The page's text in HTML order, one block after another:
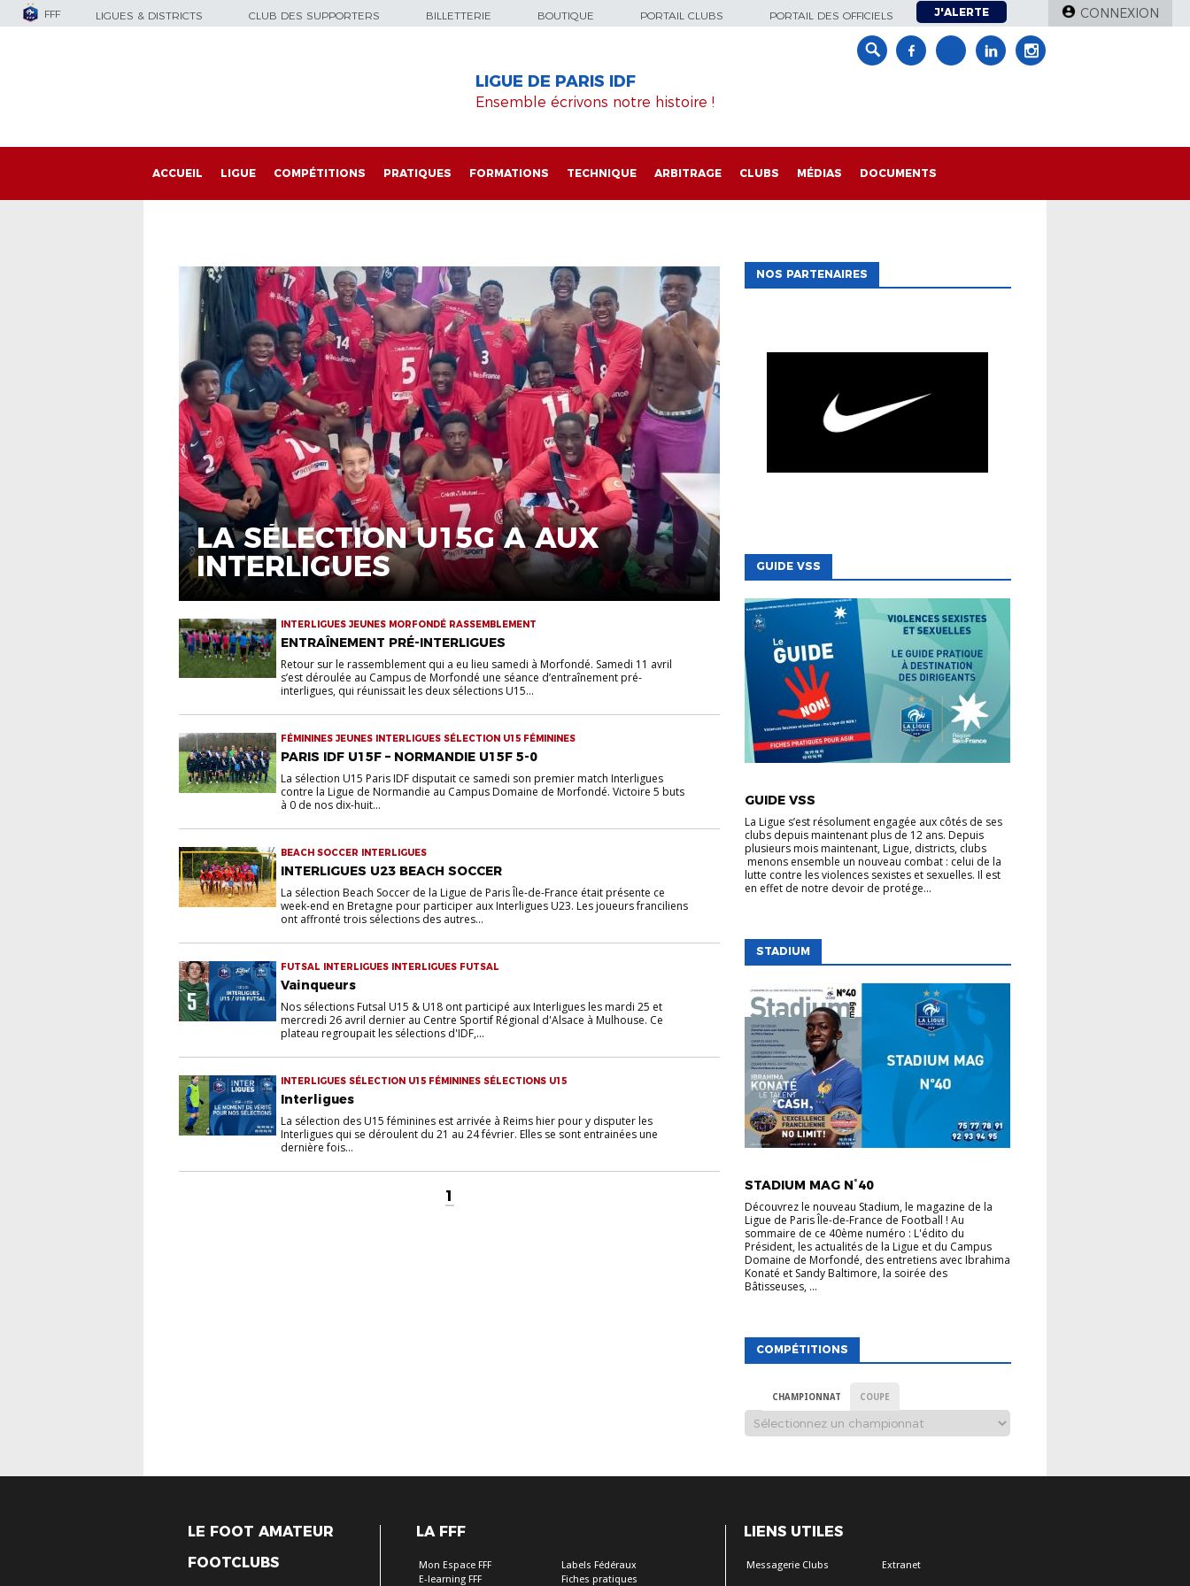
FFF LIGUES & DISTRICTS CLUB DES SUPPORTERS BILLETTERIE BOUTIQUE PORTAIL CLUBS PORTAIL DES OFFICIELS J'ALERTE CONNEXION
LIGUE DE PARIS IDF
Ensemble écrivons notre histoire !
ACCUEIL LIGUE COMPÉTITIONS PRATIQUES FORMATIONS TECHNIQUE ARBITRAGE CLUBS MÉDIAS DOCUMENTS
LA SÉLECTION U15G A AUX
INTERLIGUES
INTERLIGUES JEUNES MORFONDÉ RASSEMBLEMENT
ENTRAÎNEMENT PRÉ-INTERLIGUES
Retour sur le rassemblement qui a eu lieu samedi à Morfondé. Samedi 11 avril
s’est déroulée au Campus de Morfondé une séance d’entraînement pré-
interligues, qui réunissait les deux sélections U15...
FÉMININES JEUNES INTERLIGUES SÉLECTION U15 FÉMININES
PARIS IDF U15F – NORMANDIE U15F 5-0
La sélection U15 Paris IDF disputait ce samedi son premier match Interligues
contre la Ligue de Normandie au Campus Domaine de Morfondé. Victoire 5 buts
à 0 de nos dix-huit...
BEACH SOCCER INTERLIGUES
INTERLIGUES U23 BEACH SOCCER
La sélection Beach Soccer de la Ligue de Paris Île-de-France était présente ce
week-end en Bretagne pour participer aux Interligues U23. Les joueurs franciliens
ont affronté trois sélections des autres...
FUTSAL INTERLIGUES INTERLIGUES FUTSAL
Vainqueurs
Nos sélections Futsal U15 & U18 ont participé aux Interligues les mardi 25 et
mercredi 26 avril dernier au Centre Sportif Régional d'Alsace à Mulhouse. Ce
plateau regroupait les sélections d'IDF,...
INTERLIGUES SÉLECTION U15 FÉMININES SÉLECTIONS U15
Interligues
La sélection des U15 féminines est arrivée à Reims hier pour y disputer les
Interligues qui se déroulent du 21 au 24 février. Elles se sont entrainées une
dernière fois...
1
NOS PARTENAIRES
GUIDE VSS
GUIDE VSS
La Ligue s’est résolument engagée aux côtés de ses
clubs depuis maintenant plus de 12 ans. Depuis
plusieurs mois maintenant, Ligue, districts, clubs
menons ensemble un nouveau combat : celui de la
lutte contre les violences sexistes et sexuelles. Il est
en effet de notre devoir de protége...
STADIUM
STADIUM MAG N°40
Découvrez le nouveau Stadium, le magazine de la
Ligue de Paris Île-de-France de Football ! Au
sommaire de ce 40ème numéro : L'édito du
Président, les actualités de la Ligue et du Campus
Domaine de Morfondé, des entretiens avec Ibrahima
Konaté et Sandy Baltimore, la soirée des
Bâtisseuses, ...
COMPÉTITIONS
CHAMPIONNAT COUPE
LE FOOT AMATEUR
FOOTCLUBS
LA FFF
Mon Espace FFF
E-learning FFF
Labels Fédéraux
Fiches pratiques
LIENS UTILES
Messagerie Clubs Extranet